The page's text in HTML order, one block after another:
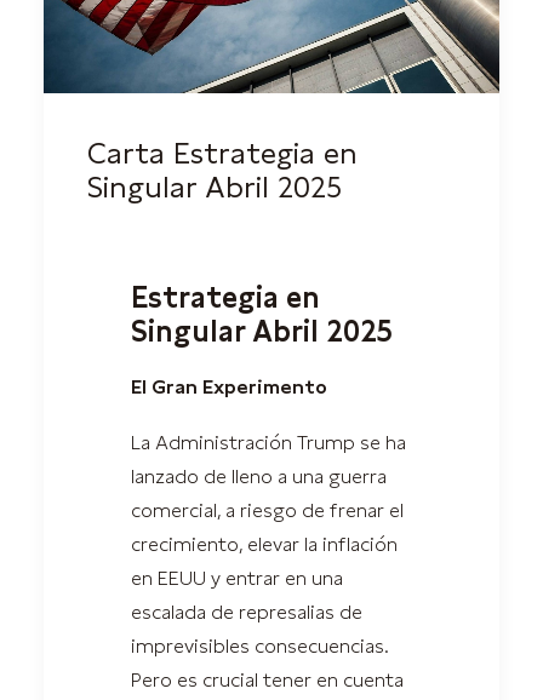
Carta Estrategia en
Singular Abril 2025
Estrategia en
Singular Abril 2025
El Gran Experimento
La Administración Trump se ha
lanzado de lleno a una guerra
comercial, a riesgo de frenar el
crecimiento, elevar la inflación
en EEUU y entrar en una
escalada de represalias de
imprevisibles consecuencias.
Pero es crucial tener en cuenta